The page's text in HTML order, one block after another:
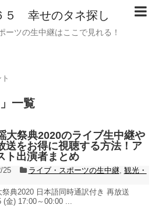
５ 幸せのタネ探し
ーツの生中継はここで見れる！
一覧
大祭典2020のライブ生中継や
送をお得に視聴する方法！ア
ト出演者まとめ
25 ライブ・スポーツの生中継, 観光・
典2020 日本語同時通訳付き 再放送
(金) 17:00～00:00 ...